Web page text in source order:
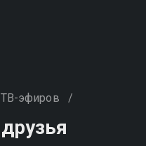
ТВ-эфиров /